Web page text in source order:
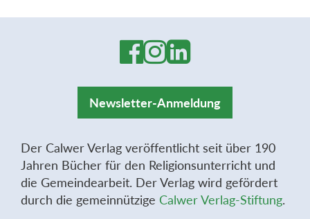
Newsletter-Anmeldung
Der Calwer Verlag veröffentlicht seit über 190
Jahren Bücher für den Religionsunterricht und
die Gemeindearbeit. Der Verlag wird gefördert
durch die gemeinnützige Calwer Verlag-Stiftung.